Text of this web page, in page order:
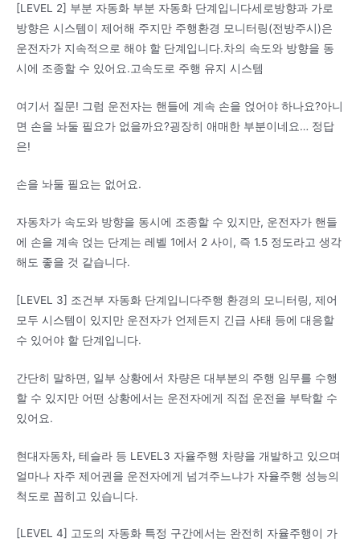
[LEVEL 2] 부분 자동화 부분 자동화 단계입니다세로방향과 가로
방향은 시스템이 제어해 주지만 주행환경 모니터링(전방주시)은
운전자가 지속적으로 해야 할 단계입니다.차의 속도와 방향을 동
시에 조종할 수 있어요.고속도로 주행 유지 시스템
여기서 질문! 그럼 운전자는 핸들에 계속 손을 얹어야 하나요?아니
면 손을 놔둘 필요가 없을까요?굉장히 애매한 부분이네요… 정답
은!
손을 놔둘 필요는 없어요.
자동차가 속도와 방향을 동시에 조종할 수 있지만, 운전자가 핸들
에 손을 계속 얹는 단계는 레벨 1에서 2 사이, 즉 1.5 정도라고 생각
해도 좋을 것 같습니다.
[LEVEL 3] 조건부 자동화 단계입니다주행 환경의 모니터링, 제어
모두 시스템이 있지만 운전자가 언제든지 긴급 사태 등에 대응할
수 있어야 할 단계입니다.
간단히 말하면, 일부 상황에서 차량은 대부분의 주행 임무를 수행
할 수 있지만 어떤 상황에서는 운전자에게 직접 운전을 부탁할 수
있어요.
현대자동차, 테슬라 등 LEVEL3 자율주행 차량을 개발하고 있으며
얼마나 자주 제어권을 운전자에게 넘겨주느냐가 자율주행 성능의
척도로 꼽히고 있습니다.
[LEVEL 4] 고도의 자동화 특정 구간에서는 완전히 자율주행이 가